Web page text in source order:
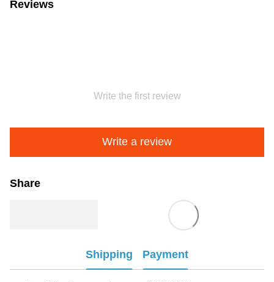
Reviews
Write the first review
Write a review
Share
Shipping Payment